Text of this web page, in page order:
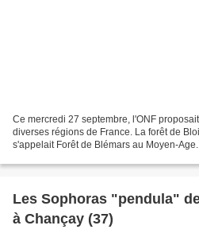
Ce mercredi 27 septembre, l'ONF
diverses régions de France. La forêt de
s'appelait Forêt de Blémars au Moyen-
Les Sophoras "pendula"
à Chançay (37)